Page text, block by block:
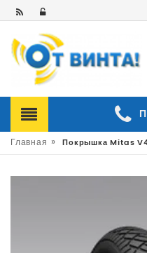
Главная » Покрышка Mitas